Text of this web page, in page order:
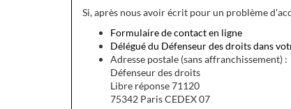
Si, après nous avoir écrit pour un problème
Formulaire de contact en ligne
Délégué du Défenseur des droits dans
Adresse postale (sans affranchissement) :
Défenseur des droits
Libre réponse 71120
75342 Paris CEDEX 07